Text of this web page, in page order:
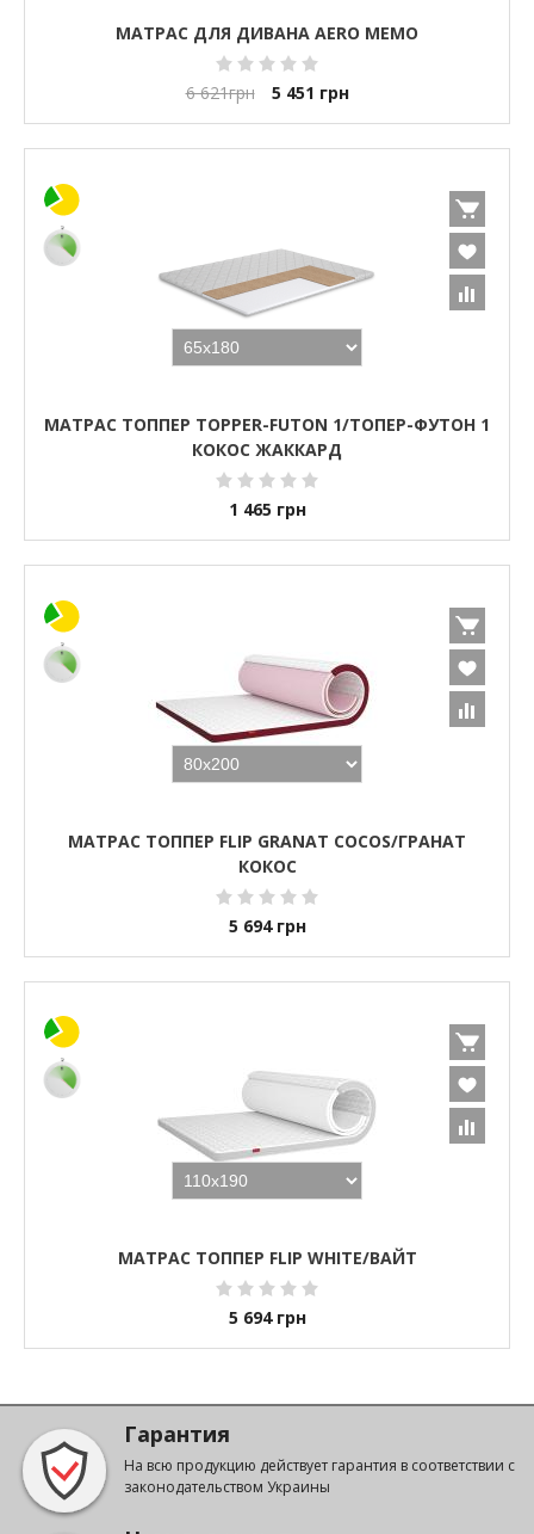
МАТРАС ДЛЯ ДИВАНА AERO MEMO
6 621грн 5 451 грн
МАТРАС ТОППЕР TOPPER-FUTON 1/ТОПЕР-ФУТОН 1
КОКОС ЖАККАРД
1 465 грн
МАТРАС ТОППЕР FLIP GRANAT COCOS/ГРАНАТ
КОКОС
5 694 грн
МАТРАС ТОППЕР FLIP WHITE/ВАЙТ
5 694 грн
Гарантия
На всю продукцию действует гарантия в соответствии с
законодательством Украины